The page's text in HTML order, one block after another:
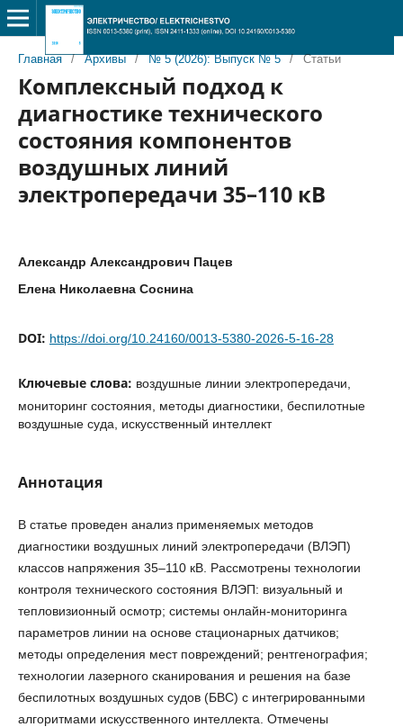
Главная / Архивы / № 5 (2026): Выпуск № 5 / Статьи
Комплексный подход к
диагностике технического
состояния компонентов
воздушных линий
электропередачи 35–110 кВ
Александр Александрович Пацев
Елена Николаевна Соснина
DOI: https://doi.org/10.24160/0013-5380-2026-5-16-28
Ключевые слова: воздушные линии электропередачи,
мониторинг состояния, методы диагностики, беспилотные
воздушные суда, искусственный интеллект
Аннотация
В статье проведен анализ применяемых методов
диагностики воздушных линий электропередачи (ВЛЭП)
классов напряжения 35–110 кВ. Рассмотрены технологии
контроля технического состояния ВЛЭП: визуальный и
тепловизионный осмотр; системы онлайн-мониторинга
параметров линии на основе стационарных датчиков;
методы определения мест повреждений; рентгенография;
технологии лазерного сканирования и решения на базе
беспилотных воздушных судов (БВС) с интегрированными
алгоритмами искусственного интеллекта. Отмечены